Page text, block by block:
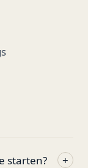
starten?
+